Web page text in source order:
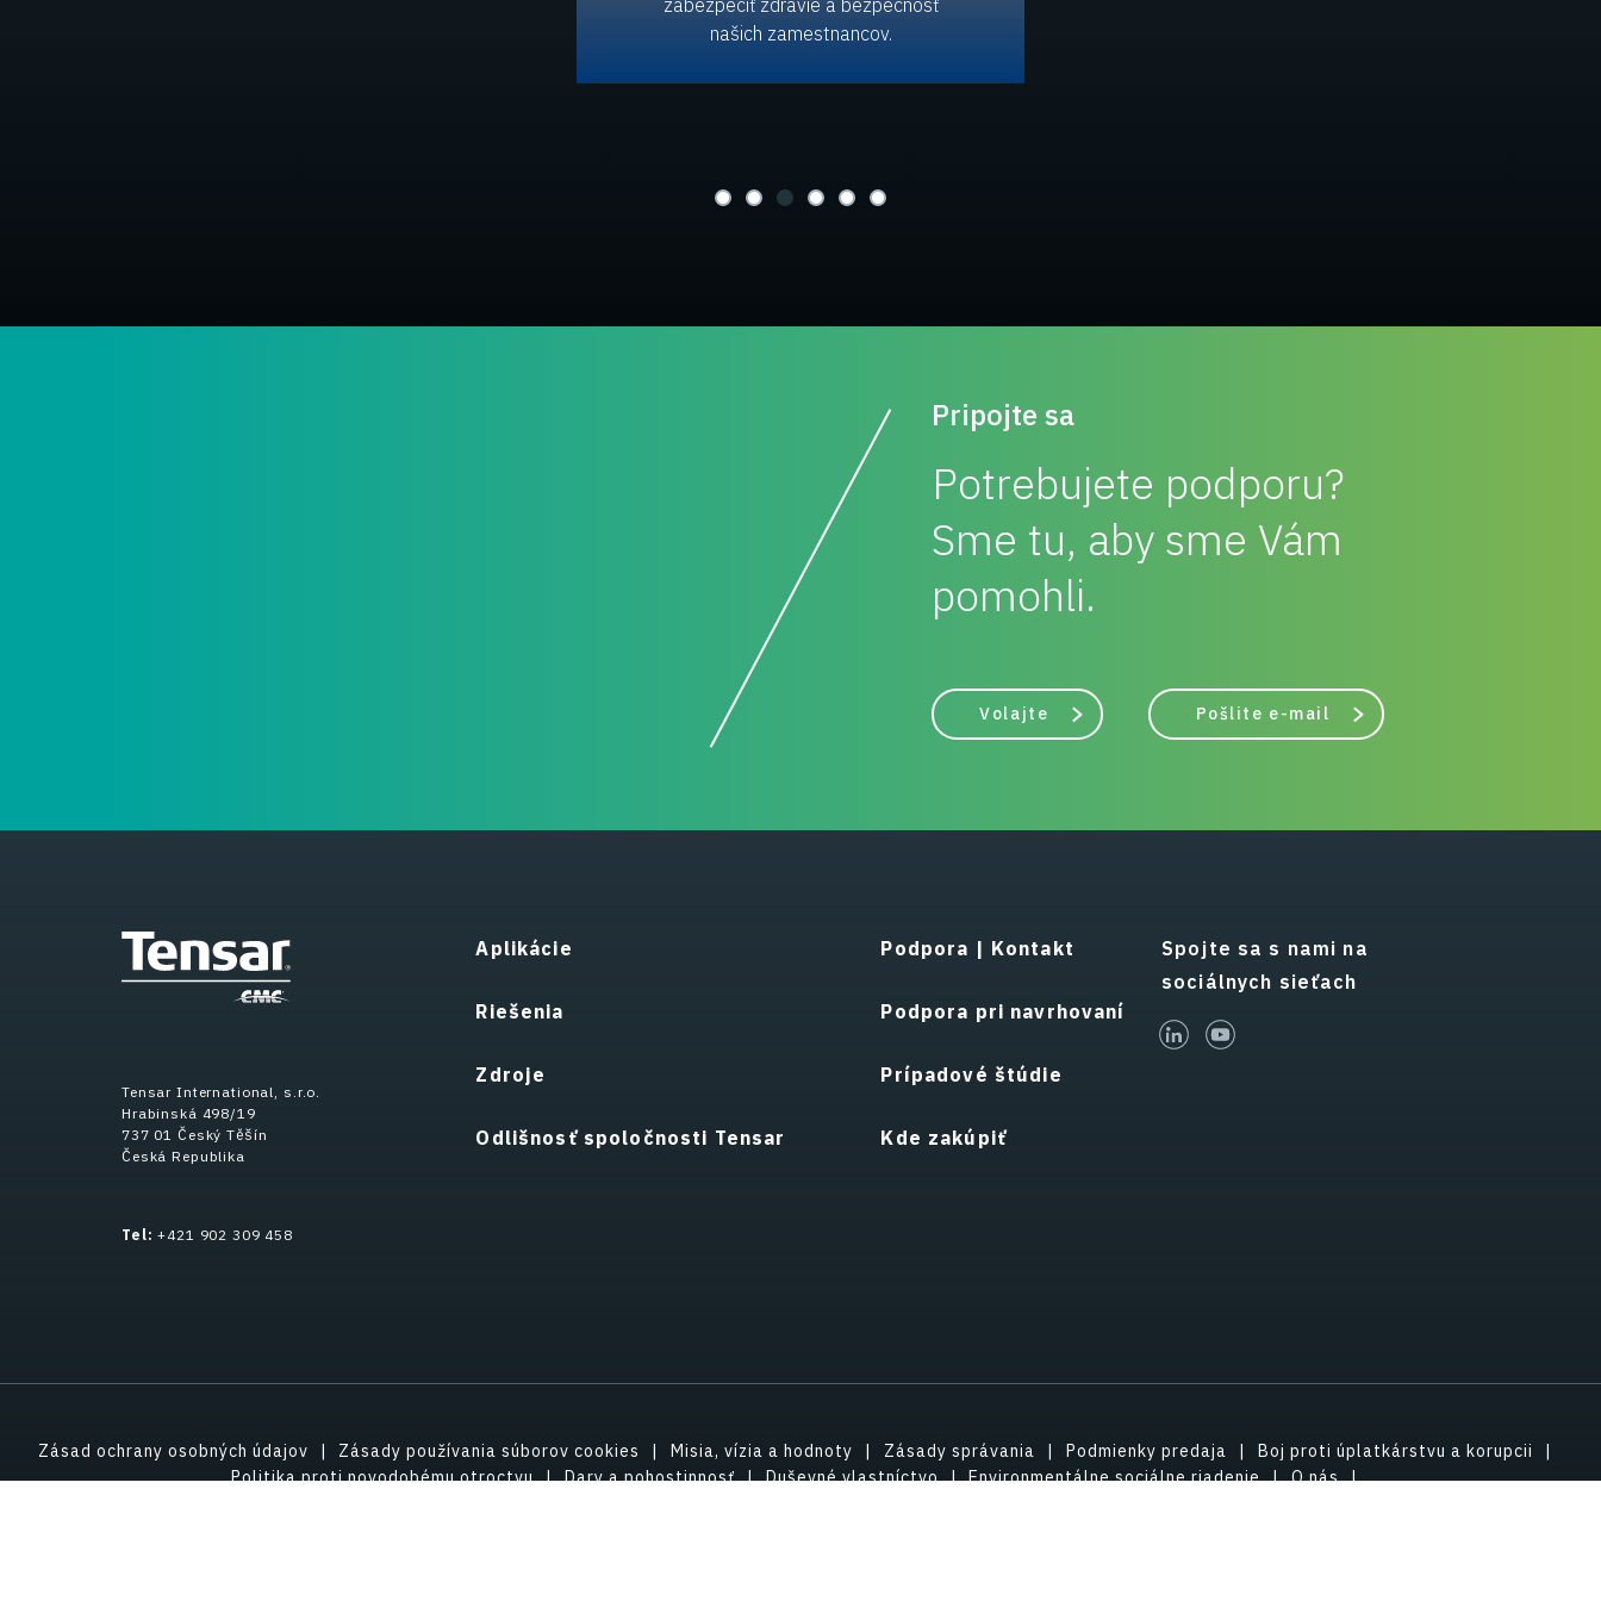
zabezpečiť zdravie a bezpečnosť
našich zamestnancov.
Pripojte sa
Potrebujete podporu?
Sme tu, aby sme Vám
pomohli.
Volajte Pošlite e-mail
Tensar International, s.r.o.
Hrabinská 498/19
737 01 Český Těšín
Česká Republika
Tel:+421 902 309 458
Aplikácie
Riešenia
Zdroje
Odlišnosť spoločnosti Tensar
Podpora | Kontakt
Podpora pri navrhovaní
Prípadové štúdie
Kde zakúpiť
Spojte sa s nami na
sociálnych sieťach
linked-inyoutube
Zásad ochrany osobných údajov Zásady používania súborov cookies Misia, vízia a hodnoty Zásady správania Podmienky predaja
Boj proti úplatkárstvu a korupcii
Politika proti novodobému otroctvu
Dary a pohostinnosť Duševné vlastníctvo Environmentálne sociálne riadenie
O nás